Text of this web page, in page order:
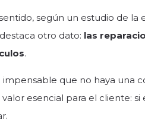
según un estudio de la
destaca otro dato: las
.
impensable que no haya una
esencial para el cliente: